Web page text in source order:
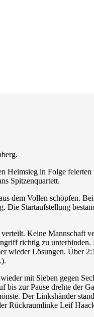
Heimsieg in Folge
Spitzenquartett.
dem Vollen schöpfen.
Die Startaufstellung
Keine Mannschaft
richtig zu
wieder Lösungen. Über
mit Sieben gegen
bis zur Pause drehte der
Der Linkshänder
Rückraumlinke Leif